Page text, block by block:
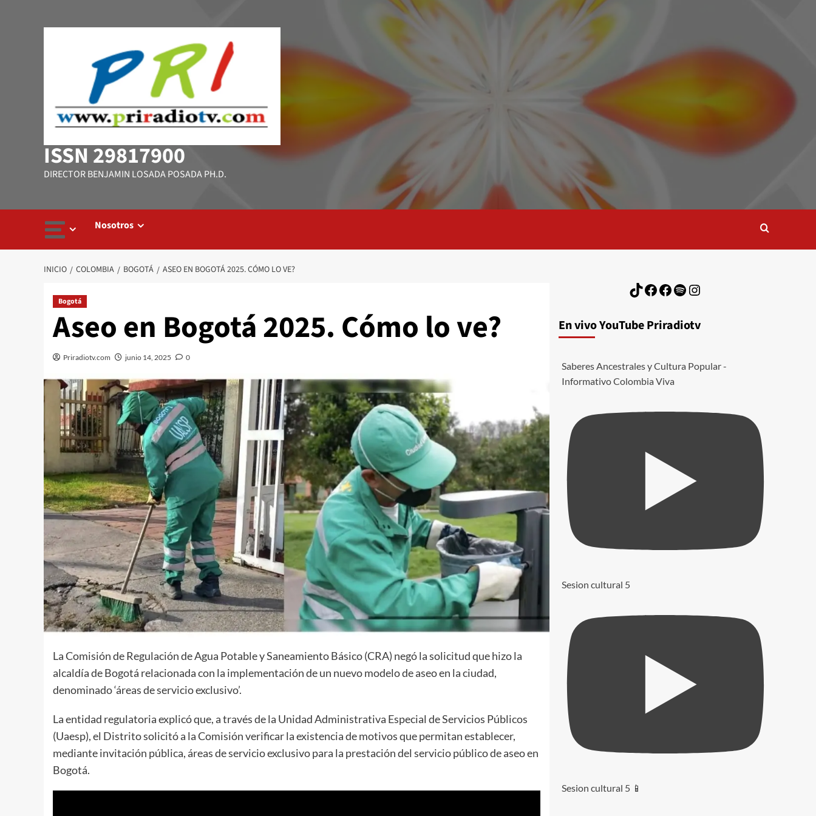
ISSN 29817900
DIRECTOR BENJAMIN LOSADA POSADA PH.D.
Nosotros
INICIO COLOMBIA BOGOTÁ ASEO EN BOGOTÁ 2025. CÓMO LO VE?
Bogotá
Aseo en Bogotá 2025. Cómo lo ve?
Priradiotv.com junio 14, 2025 0
La Comisión de Regulación de Agua Potable y Saneamiento Básico (CRA) negó la solicitud que hizo la
alcaldía de Bogotá relacionada con la implementación de un nuevo modelo de aseo en la ciudad,
denominado ‘áreas de servicio exclusivo’.
La entidad regulatoria explicó que, a través de la Unidad Administrativa Especial de Servicios Públicos
(Uaesp), el Distrito solicitó a la Comisión verificar la existencia de motivos que permitan establecer,
mediante invitación pública, áreas de servicio exclusivo para la prestación del servicio público de aseo en
Bogotá.
TikTok
Facebook
Facebook
Spotify
Instagram
En vivo YouTube Priradiotv
Saberes Ancestrales y Cultura Popular -
Informativo Colombia Viva
Sesion cultural 5
Sesion cultural 5 📱